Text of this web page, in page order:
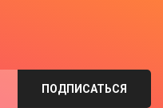
ПОДПИСАТЬСЯ